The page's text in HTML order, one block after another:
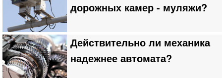
дорожных камер - муляжи?
Действительно ли механика
надежнее автомата?